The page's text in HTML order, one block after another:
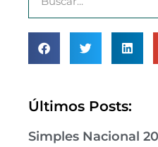
Últimos Posts:
Simples Nacional